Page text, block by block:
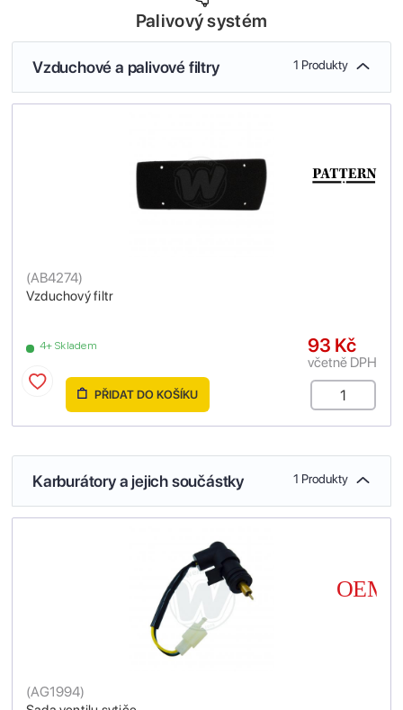
Palivový systém
Vzduchové a palivové filtry 1 Produkty
Vzduchový filtr
(AB4274)
4+ Skladem 93 Kč
včetně DPH
PŘIDAT DO KOŠÍKU
Karburátory a jejich součástky 1 Produkty
(AG1994)